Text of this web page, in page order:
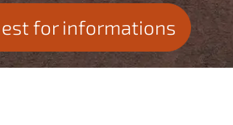
for informations